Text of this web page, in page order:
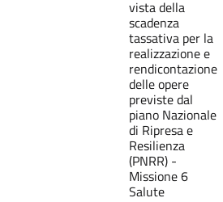
vista della
scadenza
tassativa per la
realizzazione e
rendicontazione
delle opere
previste dal
piano Nazionale
di Ripresa e
Resilienza
(PNRR) -
Missione 6
Salute